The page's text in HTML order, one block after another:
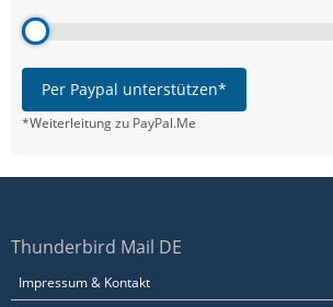
Per Paypal unterstützen*
*Weiterleitung zu PayPal.Me
Thunderbird Mail DE
Impressum & Kontakt